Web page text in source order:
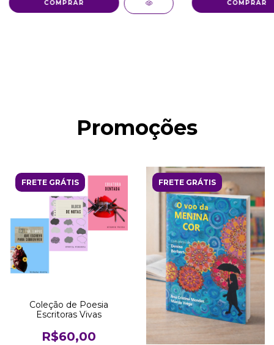
Promoções
FRETE GRÁTIS
Coleção de Poesia
Escritoras Vivas
R$60,00
FRETE GRÁTIS